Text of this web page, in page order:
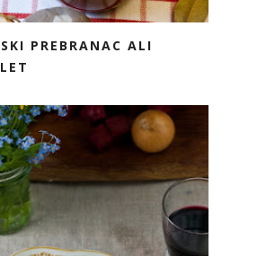
PREBRANAC ALI